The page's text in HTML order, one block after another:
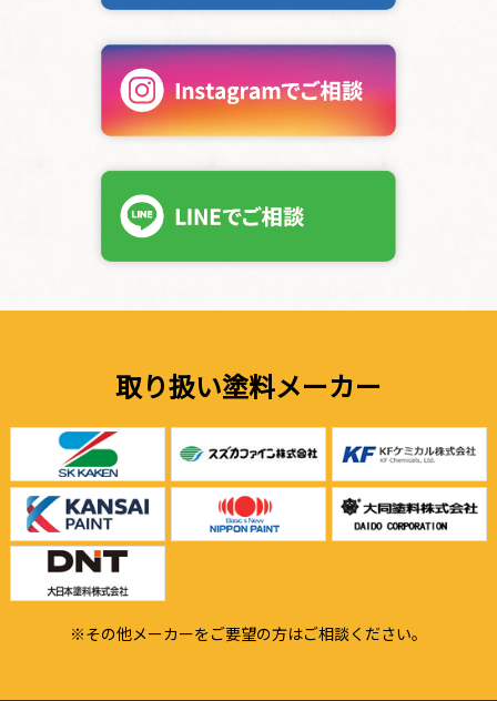
取り扱い塗料メーカー
※その他メーカーをご要望の方はご相談ください。